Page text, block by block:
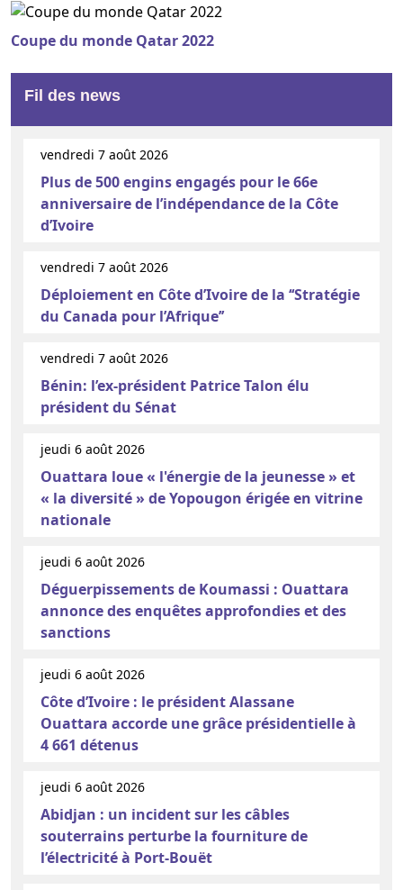
Coupe du monde Qatar 2022
Fil des news
vendredi 7 août 2026
Plus de 500 engins engagés pour le 66e
anniversaire de l’indépendance de la Côte
d’Ivoire
vendredi 7 août 2026
Déploiement en Côte d’Ivoire de la ‘‘Stratégie
du Canada pour l’Afrique’’
vendredi 7 août 2026
Bénin: l’ex-président Patrice Talon élu
président du Sénat
jeudi 6 août 2026
Ouattara loue « l'énergie de la jeunesse » et
« la diversité » de Yopougon érigée en vitrine
nationale
jeudi 6 août 2026
Déguerpissements de Koumassi : Ouattara
annonce des enquêtes approfondies et des
sanctions
jeudi 6 août 2026
Côte d’Ivoire : le président Alassane
Ouattara accorde une grâce présidentielle à
4 661 détenus
jeudi 6 août 2026
Abidjan : un incident sur les câbles
souterrains perturbe la fourniture de
l’électricité à Port-Bouët